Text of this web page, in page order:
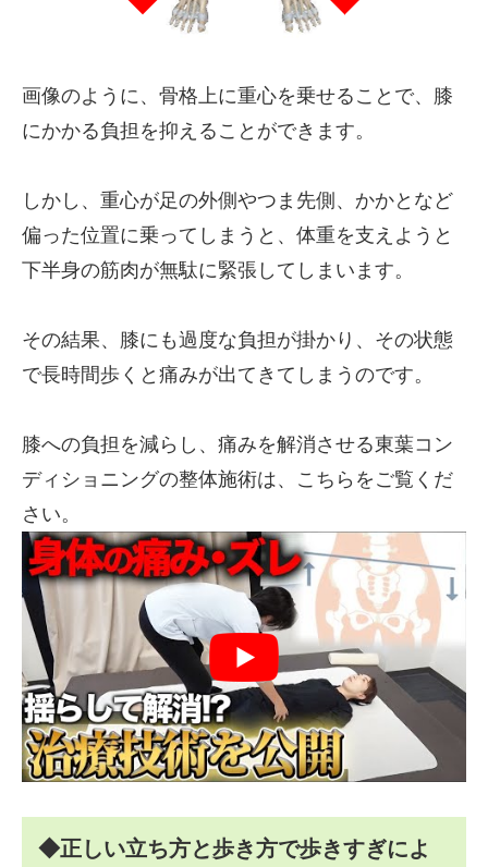
画像のように、骨格上に重心を乗せることで、膝
にかかる負担を抑えることができます。
しかし、重心が足の外側やつま先側、かかとなど
偏った位置に乗ってしまうと、体重を支えようと
下半身の筋肉が無駄に緊張してしまいます。
その結果、膝にも過度な負担が掛かり、その状態
で長時間歩くと痛みが出てきてしまうのです。
膝への負担を減らし、痛みを解消させる東葉コン
ディショニングの整体施術は、こちらをご覧くだ
さい。
◆正しい立ち方と歩き方で歩きすぎによ